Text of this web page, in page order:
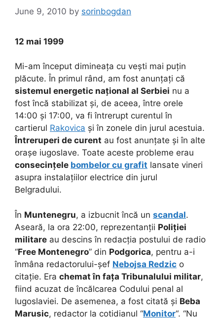
June 9, 2010 by sorinbogdan
12 mai 1999
Mi-am început dimineața cu vești mai puțin
plăcute. În primul rând, am fost anunțați că
sistemul energetic național al Serbiei nu a
fost încă stabilizat și, de aceea, între orele
14:00 și 17:00, va fi întrerupt curentul în
cartierul Rakovica și în zonele din jurul acestuia.
Întreruperi de curent au fost anunțate și în alte
orașe iugoslave. Toate aceste probleme erau
consecințele bombelor cu grafit lansate vineri
asupra instalațiilor electrice din jurul
Belgradului.
În Muntenegru, a izbucnit încă un scandal.
Aseară, la ora 22:00, reprezentanții Poliției
militare au descins în redacția postului de radio
“Free Montenegro” din Podgorica, pentru a-i
înmâna redactorului-șef Nebojsa Redzic o
citație. Era chemat în fața Tribunalului militar,
fiind acuzat de încălcarea Codului penal al
Iugoslaviei. De asemenea, a fost citată și Beba
Marusic, redactor la cotidianul “Monitor“. “Nu